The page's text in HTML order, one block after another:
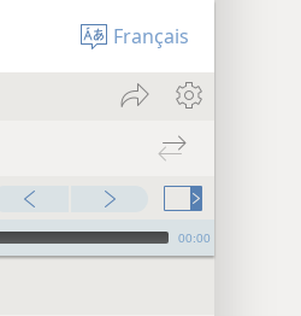
Français
00:00